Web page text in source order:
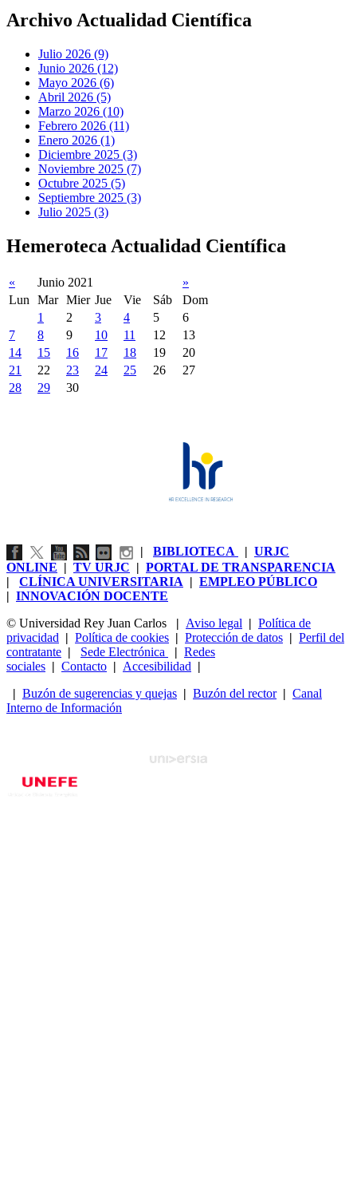
Archivo Actualidad Científica
Julio 2026 (9)
Junio 2026 (12)
Mayo 2026 (6)
Abril 2026 (5)
Marzo 2026 (10)
Febrero 2026 (11)
Enero 2026 (1)
Diciembre 2025 (3)
Noviembre 2025 (7)
Octubre 2025 (5)
Septiembre 2025 (3)
Julio 2025 (3)
Hemeroteca Actualidad Científica
« Junio 2021
»
Lun
Mar Mier Jue Vie Sáb
Dom
1
2 3 4 5
6
7
8 9 10 11 12
13
14
15 16 17 18 19
20
21
22 23 24 25 26
27
28
29 30
| BIBLIOTECA | URJC
ONLINE | TV URJC | PORTAL DE TRANSPARENCIA
| CLÍNICA UNIVERSITARIA | EMPLEO PÚBLICO
| INNOVACIÓN DOCENTE
© Universidad Rey Juan Carlos
| Aviso legal | Política de
privacidad | Política de cookies | Protección de datos | Perfil del
contratante | Sede Electrónica | Redes
sociales | Contacto | Accesibilidad |
| Buzón de sugerencias y quejas | Buzón del rector| Canal
Interno de Información